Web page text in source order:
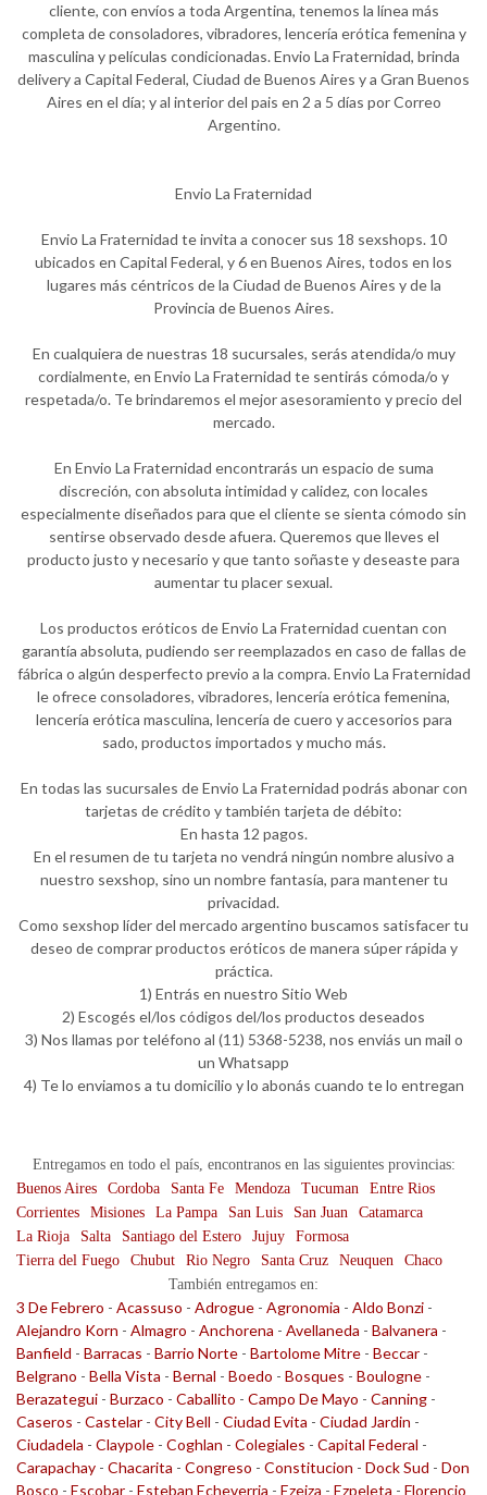
cliente, con envíos a toda Argentina, tenemos la línea más
completa de consoladores, vibradores, lencería erótica femenina y
masculina y películas condicionadas. Envio La Fraternidad, brinda
delivery a Capital Federal, Ciudad de Buenos Aires y a Gran Buenos
Aires en el día; y al interior del pais en 2 a 5 días por Correo
Argentino.
Envio La Fraternidad
Envio La Fraternidad te invita a conocer sus 18 sexshops. 10
ubicados en Capital Federal, y 6 en Buenos Aires, todos en los
lugares más céntricos de la Ciudad de Buenos Aires y de la
Provincia de Buenos Aires.
En cualquiera de nuestras 18 sucursales, serás atendida/o muy
cordialmente, en Envio La Fraternidad te sentirás cómoda/o y
respetada/o. Te brindaremos el mejor asesoramiento y precio del
mercado.
En Envio La Fraternidad encontrarás un espacio de suma
discreción, con absoluta intimidad y calidez, con locales
especialmente diseñados para que el cliente se sienta cómodo sin
sentirse observado desde afuera. Queremos que lleves el
producto justo y necesario y que tanto soñaste y deseaste para
aumentar tu placer sexual.
Los productos eróticos de Envio La Fraternidad cuentan con
garantía absoluta, pudiendo ser reemplazados en caso de fallas de
fábrica o algún desperfecto previo a la compra. Envio La Fraternidad
le ofrece consoladores, vibradores, lencería erótica femenina,
lencería erótica masculina, lencería de cuero y accesorios para
sado, productos importados y mucho más.
En todas las sucursales de Envio La Fraternidad podrás abonar con
tarjetas de crédito y también tarjeta de débito:
En hasta 12 pagos.
En el resumen de tu tarjeta no vendrá ningún nombre alusivo a
nuestro sexshop, sino un nombre fantasía, para mantener tu
privacidad.
Como sexshop líder del mercado argentino buscamos satisfacer tu
deseo de comprar productos eróticos de manera súper rápida y
práctica.
1) Entrás en nuestro Sitio Web
2) Escogés el/los códigos del/los productos deseados
3) Nos llamas por teléfono al (11) 5368-5238, nos enviás un mail o
un Whatsapp
4) Te lo enviamos a tu domicilio y lo abonás cuando te lo entregan
Entregamos en todo el país, encontranos en las siguientes provincias:
Buenos Aires
Cordoba Santa Fe Mendoza Tucuman
Entre Rios
Corrientes
Misiones La Pampa San Luis San Juan
Catamarca
La Rioja
Salta Santiago del Estero Jujuy
Formosa
Tierra del Fuego
Chubut Rio Negro Santa Cruz Neuquen
Chaco
También entregamos en:
3 De Febrero - Acassuso - Adrogue - Agronomia - Aldo Bonzi -
Alejandro Korn - Almagro - Anchorena - Avellaneda - Balvanera -
Banfield - Barracas - Barrio Norte - Bartolome Mitre - Beccar -
Belgrano - Bella Vista - Bernal - Boedo - Bosques - Boulogne -
Berazategui - Burzaco - Caballito - Campo De Mayo - Canning -
Caseros - Castelar - City Bell - Ciudad Evita - Ciudad Jardin -
Ciudadela - Claypole - Coghlan - Colegiales - Capital Federal -
Carapachay - Chacarita - Congreso - Constitucion - Dock Sud - Don
Bosco - Escobar - Esteban Echeverria - Ezeiza - Ezpeleta - Florencio